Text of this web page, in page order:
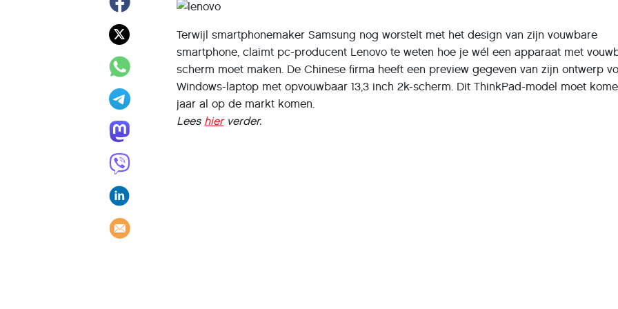
Terwijl smartphonemaker Samsung nog worstelt met het design van zijn vouwbare
smartphone, claimt pc-producent Lenovo te weten hoe je wél een apparaat met
scherm moet maken. De Chinese firma heeft een preview gegeven van zijn ontwerp
Windows-laptop met opvouwbaar 13,3 inch 2k-scherm. Dit ThinkPad-model moet
jaar al op de markt komen.
Lees hierverder.